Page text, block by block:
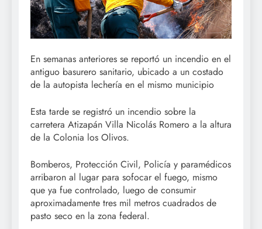
En semanas anteriores se reportó un incendio en el
antiguo basurero sanitario, ubicado a un costado
de la autopista lechería en el mismo municipio
Esta tarde se registró un incendio sobre la
carretera Atizapán Villa Nicolás Romero a la altura
de la Colonia los Olivos.
Bomberos, Protección Civil, Policía y paramédicos
arribaron al lugar para sofocar el fuego, mismo
que ya fue controlado, luego de consumir
aproximadamente tres mil metros cuadrados de
pasto seco en la zona federal.